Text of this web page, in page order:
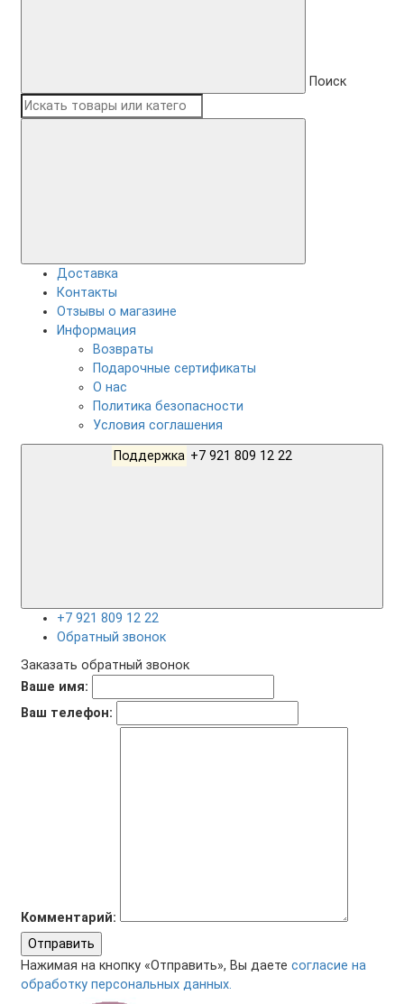
Поиск
Доставка
Контакты
Отзывы о магазине
Информация
Возвраты
Подарочные сертификаты
О нас
Политика безопасности
Условия соглашения
Поддержка
+7 921 809 12 22
Обратный звонок
Заказать обратный звонок
Ваше имя:
Ваш телефон:
Комментарий:
Отправить
Нажимая на кнопку «Отправить», Вы даете согласие на
обработку персональных данных.